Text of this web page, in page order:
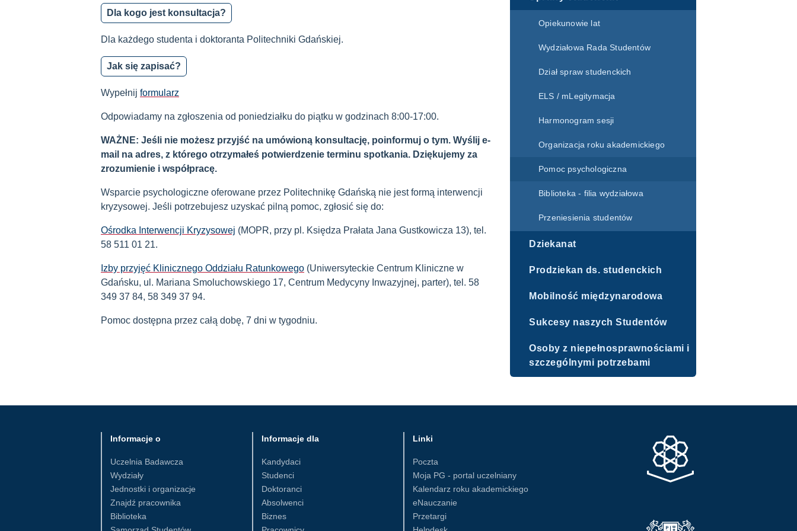
Opiekunowie lat
Wydziałowa Rada Studentów
Dział spraw studenckich
ELS / mLegitymacja
Harmonogram sesji
Organizacja roku akademickiego
Pomoc psychologiczna
Biblioteka - filia wydziałowa
Przeniesienia studentów
Dziekanat
Prodziekan ds. studenckich
Mobilność międzynarodowa
Sukcesy naszych Studentów
Osoby z niepełnosprawnościami i
szczególnymi potrzebami
Dla kogo jest konsultacja?
Dla każdego studenta i doktoranta Politechniki Gdańskiej.
Jak się zapisać?
Wypełnij formularz
Odpowiadamy na zgłoszenia od poniedziałku do piątku w godzinach 8:00-17:00.
WAŻNE: Jeśli nie możesz przyjść na umówioną konsultację, poinformuj o tym. Wyślij e-
mail na adres, z którego otrzymałeś potwierdzenie terminu spotkania. Dziękujemy za
zrozumienie i współpracę.
Wsparcie psychologiczne oferowane przez Politechnikę Gdańską nie jest formą interwencji
kryzysowej. Jeśli potrzebujesz uzyskać pilną pomoc, zgłosić się do:
Ośrodka Interwencji Kryzysowej (MOPR, przy pl. Księdza Prałata Jana Gustkowicza 13), tel.
58 511 01 21.
Izby przyjęć Klinicznego Oddziału Ratunkowego (Uniwersyteckie Centrum Kliniczne w
Gdańsku, ul. Mariana Smoluchowskiego 17, Centrum Medycyny Inwazyjnej, parter), tel. 58
349 37 84, 58 349 37 94.
Pomoc dostępna przez całą dobę, 7 dni w tygodniu.
Informacje o
Uczelnia Badawcza
Wydziały
Jednostki i organizacje
Znajdź pracownika
Biblioteka
Informacje dla
Kandydaci
Studenci
Doktoranci
Absolwenci
Biznes
Linki
Poczta
Moja PG - portal uczelniany
Kalendarz roku akademickiego
eNauczanie
Przetargi